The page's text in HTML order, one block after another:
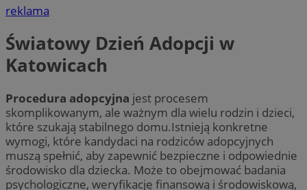
reklama
Światowy Dzień Adopcji w
Katowicach
Procedura adopcyjna jest procesem
skomplikowanym, ale ważnym dla wielu rodzin i dzieci,
które szukają stabilnego domu.Istnieją konkretne
wymogi, które kandydaci na rodziców adopcyjnych
muszą spełnić, aby zapewnić bezpieczne i odpowiednie
środowisko dla dziecka. Może to obejmować badania
psychologiczne, weryfikację finansową i środowiskową,